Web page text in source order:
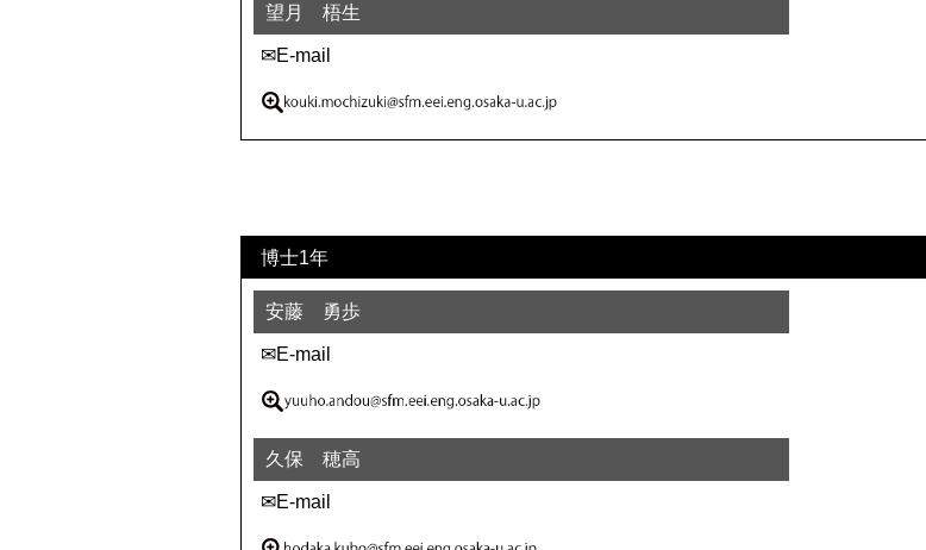
望月 梧生
✉E-mail
博士1年
安藤 勇歩
✉E-mail
久保 穂高
✉E-mail